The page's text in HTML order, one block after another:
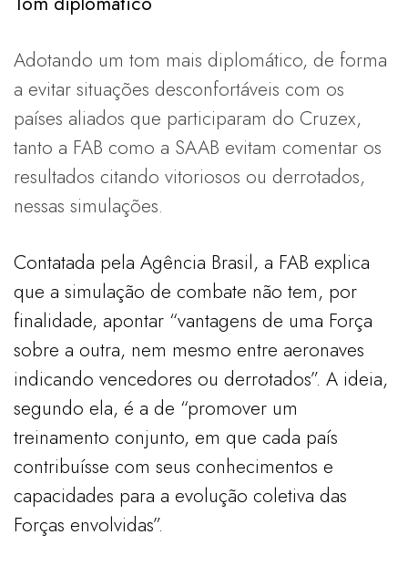
Adotando um tom mais diplomático, de forma
a evitar situações desconfortáveis com os
países aliados que participaram do Cruzex,
tanto a FAB como a SAAB evitam comentar os
resultados citando vitoriosos ou derrotados,
nessas simulações.
Contatada pela Agência Brasil, a FAB explica
que a simulação de combate não tem, por
finalidade, apontar “vantagens de uma Força
sobre a outra, nem mesmo entre aeronaves
indicando vencedores ou derrotados”. A ideia,
segundo ela, é a de “promover um
treinamento conjunto, em que cada país
contribuísse com seus conhecimentos e
capacidades para a evolução coletiva das
Forças envolvidas”.